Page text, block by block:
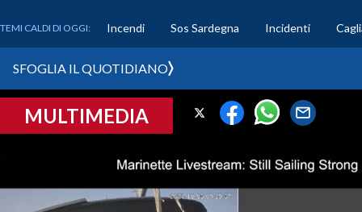
CRONACA SARDEGNA
PROVINCIA DI CAGLIARI
SULCIS IGLESIENTE
TEMI CALDI DI OGGI: Incendi Sos Sardegna Incidenti
SFOGLIA IL QUOTIDIANO
MULTIMEDIA